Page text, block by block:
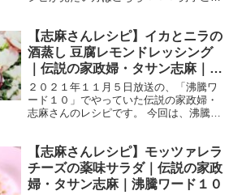
（２５０g） 塩 小さじ1/3 黒こしょう
適量 ...
【志麻さんレシピ】イカとニラの
酒蒸し 豆腐レモンドレッシング
｜伝説の家政婦・タサン志麻｜沸
騰ワード１０
２０２１年１１月５日放送の、「沸騰ワ
ード１０」でやっていた伝説の家政婦・
志麻さんのレシピです。 今回は、沸騰ワ
ンさんを迎え、志麻さんが本気を出した
「秋の満腹祭り」です。...
【志麻さんレシピ】モッツァレラ
チーズの薬味サラダ｜伝説の家政
婦・タサン志麻｜沸騰ワード１０